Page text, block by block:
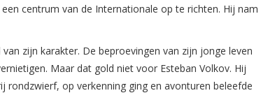
centrum van de Internationale op te richten. Hij nam
zijn karakter. De beproevingen van zijn jonge leven
Maar dat gold niet voor Esteban Volkov. Hij
rondzwierf, op verkenning ging en avonturen beleefde